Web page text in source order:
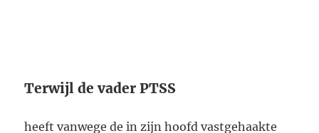
Terwijl de vader PTSS
heeft vanwege de in zijn hoofd vastgehaakte